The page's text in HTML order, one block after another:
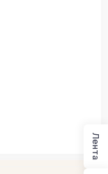
Лента